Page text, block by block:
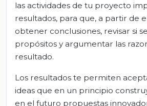
las actividades de tu proyecto
resultados, para que, a partir de
obtener conclusiones, revisar si
propósitos y argumentar las
resultado.
Los resultados te permiten
ideas que en un principio
en el futuro propuestas